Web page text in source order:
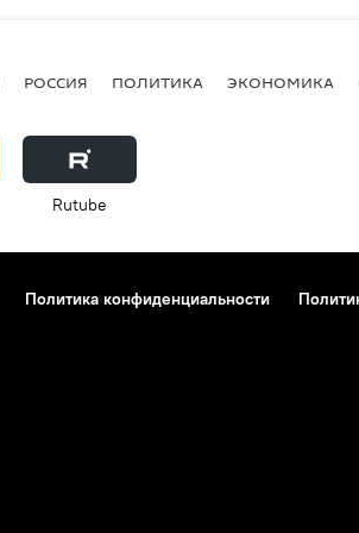
РОССИЯ ПОЛИТИКА ЭКОНОМИКА
Rutube
Политика конфиденциальности